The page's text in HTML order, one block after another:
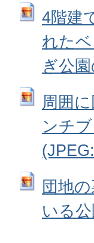
4階建
れた
ぎ公
周囲
ンチ
団地
いる